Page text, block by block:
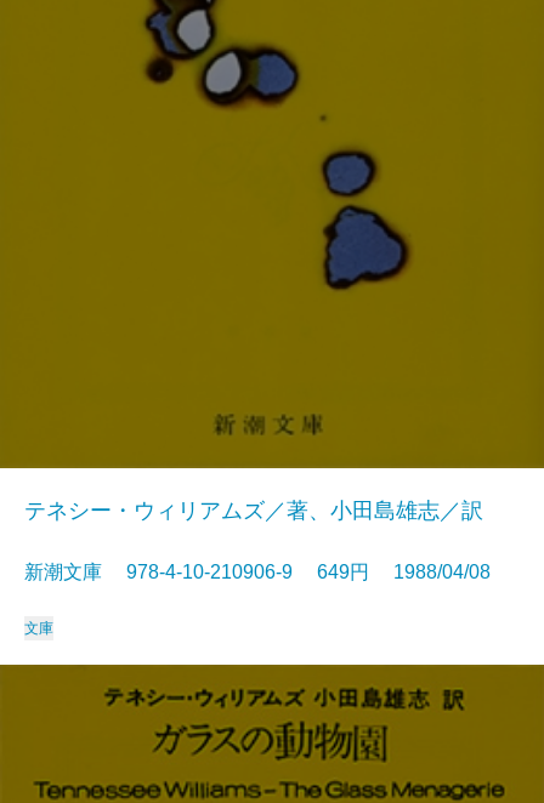
テネシー・ウィリアムズ／著、小田島雄志／訳
新潮文庫 978-4-10-210906-9 649円 1988/04/08
文庫